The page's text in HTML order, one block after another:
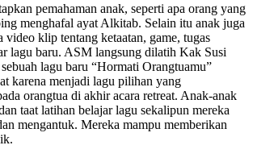
pemahaman anak, seperti apa orang yang
menghafal ayat Alkitab. Selain itu anak juga
video klip tentang ketaatan, game, tugas
lagu baru. ASM langsung dilatih Kak Susi
lagu baru “Hormati Orangtuamu”
karena menjadi lagu pilihan yang
orangtua di akhir acara retreat. Anak-anak
taat latihan belajar lagu sekalipun mereka
mengantuk. Mereka mampu memberikan